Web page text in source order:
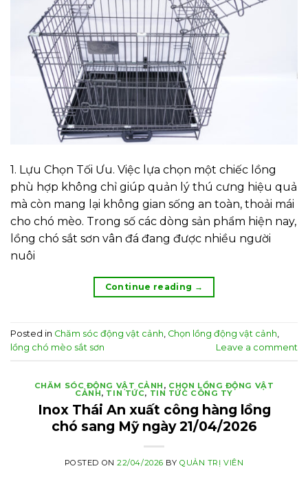
1. Lựu Chọn Tối Ưu. Việc lựa chọn một chiếc lồng
phù hợp không chỉ giúp quản lý thú cưng hiệu quả
mà còn mang lại không gian sống an toàn, thoải mái
cho chó mèo. Trong số các dòng sản phẩm hiện nay,
lồng chó sắt sơn vân đá đang được nhiều người
nuôi
Continue reading →
Posted in Chăm sóc động vật cảnh, Chọn lồng động vật cảnh,
lồng chó mèo sắt sơn
Leave a comment
CHĂM SÓC ĐỘNG VẬT CẢNH , CHỌN LỒNG ĐỘNG VẬT
CẢNH, TIN TỨC, TIN TỨC CÔNG TY
Inox Thái An xuất công hàng lồng
chó sang Mỹ ngày 21/04/2026
POSTED ON22/04/2026 BYQUẢN TRỊ VIÊN